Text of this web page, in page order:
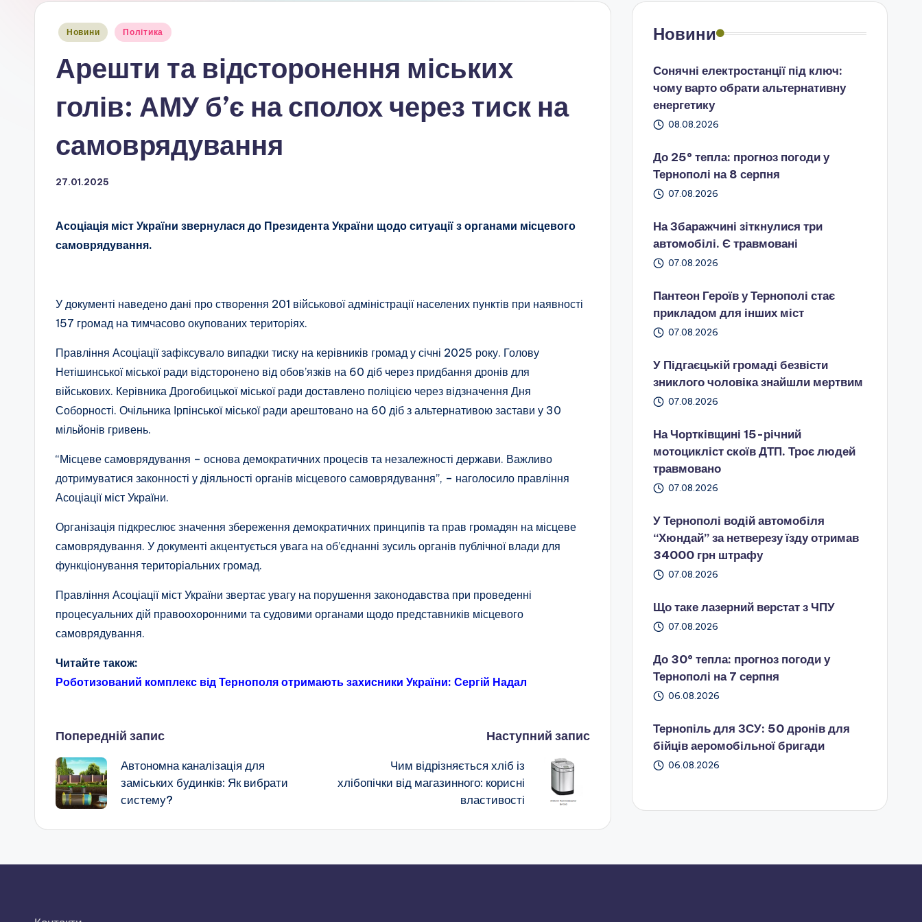
Опубліковано
Новини Політика
Арешти та відсторонення міських
голів: АМУ б’є на сполох через тиск на
самоврядування
27.01.2025
Асоціація міст України звернулася до Президента України щодо ситуації з органами місцевого
самоврядування.
У документі наведено дані про створення 201 військової адміністрації населених пунктів при наявності
157 громад на тимчасово окупованих територіях.
Правління Асоціації зафіксувало випадки тиску на керівників громад у січні 2025 року. Голову
Нетішинської міської ради відсторонено від обов’язків на 60 діб через придбання дронів для
військових. Керівника Дрогобицької міської ради доставлено поліцією через відзначення Дня
Соборності. Очільника Ірпінської міської ради арештовано на 60 діб з альтернативою застави у 30
мільйонів гривень.
“Місцеве самоврядування – основа демократичних процесів та незалежності держави. Важливо
дотримуватися законності у діяльності органів місцевого самоврядування”, – наголосило правління
Асоціації міст України.
Організація підкреслює значення збереження демократичних принципів та прав громадян на місцеве
самоврядування. У документі акцентується увага на об’єднанні зусиль органів публічної влади для
функціонування територіальних громад.
Правління Асоціації міст України звертає увагу на порушення законодавства при проведенні
процесуальних дій правоохоронними та судовими органами щодо представників місцевого
самоврядування.
Читайте також:
Роботизований комплекс від Тернополя отримають захисники України: Сергій Надал
Навігація
по
запису
Попередній запис
Автономна каналізація для
заміських будинків: Як вибрати
систему?
Наступний запис
Чим відрізняється хліб із
хлібопічки від магазинного: корисні
властивості
Новини
Сонячні електростанції під ключ:
чому варто обрати альтернативну
енергетику
08.08.2026
До 25° тепла: прогноз погоди у
Тернополі на 8 серпня
07.08.2026
На Збаражчині зіткнулися три
автомобілі. Є травмовані
07.08.2026
Пантеон Героїв у Тернополі стає
прикладом для інших міст
07.08.2026
У Підгаєцькій громаді безвісти
зниклого чоловіка знайшли мертвим
07.08.2026
На Чортківщині 15-річний
мотоцикліст скоїв ДТП. Троє людей
травмовано
07.08.2026
У Тернополі водій автомобіля
“Хюндай” за нетверезу їзду отримав
34000 грн штрафу
07.08.2026
Що таке лазерний верстат з ЧПУ
07.08.2026
До 30° тепла: прогноз погоди у
Тернополі на 7 серпня
06.08.2026
Тернопіль для ЗСУ: 50 дронів для
бійців аеромобільної бригади
06.08.2026